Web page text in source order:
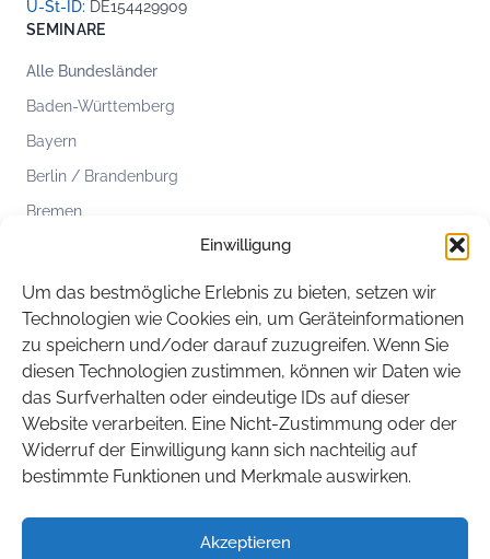
Einwilligung
Um das bestmögliche Erlebnis zu bieten, setzen wir
Technologien wie Cookies ein, um Geräteinformationen
zu speichern und/oder darauf zuzugreifen. Wenn Sie
diesen Technologien zustimmen, können wir Daten wie
das Surfverhalten oder eindeutige IDs auf dieser
Website verarbeiten. Eine Nicht-Zustimmung oder der
Widerruf der Einwilligung kann sich nachteilig auf
bestimmte Funktionen und Merkmale auswirken.
Akzeptieren
U-St-ID: DE154429909
SEMINARE
Alle Bundesländer
Baden-Württemberg
Bayern
Berlin / Brandenburg
Bremen
Mecklenburg-Vorpommern
Niedersachsen
Nordrhein-Westfalen
Rheinland-Pfalz
Saarland